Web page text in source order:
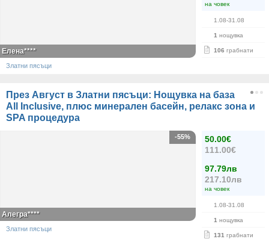
на човек
1.08-31.08
1 нощувка
106 грабнати
Елена****
Златни пясъци
През Август в Златни пясъци: Нощувка на база
All Inclusive, плюс минерален басейн, релакс зона и
SPA процедура
50.00€
111.00€
97.79лв
217.10лв
на човек
1.08-31.08
1 нощувка
131 грабнати
-55%
Алегра****
Златни пясъци